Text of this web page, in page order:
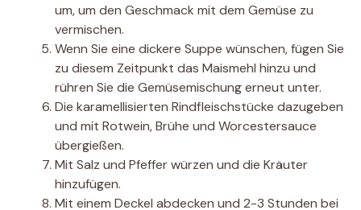
um, um den Geschmack mit dem Gemüse zu
vermischen.
Wenn Sie eine dickere Suppe wünschen, fügen Sie
zu diesem Zeitpunkt das Maismehl hinzu und
rühren Sie die Gemüsemischung erneut unter.
Die karamellisierten Rindfleischstücke dazugeben
und mit Rotwein, Brühe und Worcestersauce
übergießen.
Mit Salz und Pfeffer würzen und die Kräuter
hinzufügen.
Mit einem Deckel abdecken und 2-3 Stunden bei